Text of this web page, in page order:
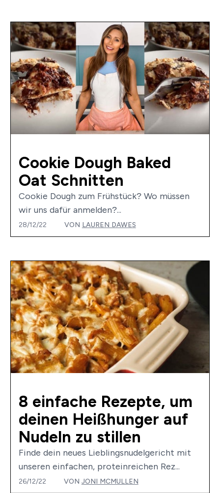
Cookie Dough Baked
Oat Schnitten
Cookie Dough zum Frühstück? Wo müssen
wir uns dafür anmelden?...
28/12/22 VON LAUREN DAWES
8 einfache Rezepte, um
deinen Heißhunger auf
Nudeln zu stillen
Finde dein neues Lieblingsnudelgericht mit
unseren einfachen, proteinreichen Rez...
26/12/22 VON JONI MCMULLEN